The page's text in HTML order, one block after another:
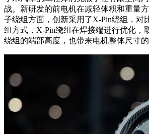
战。新研发的前电机在减轻体积和重量
子绕组方面，创新采用了X-Pin绕组，对
组方式，X-Pin绕组在焊接端进行优化，
绕组的端部高度，也带来电机整体尺寸的